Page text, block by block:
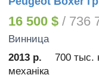
16 500 $ / 736
Винница
2013 р.
700 тыс.
механіка